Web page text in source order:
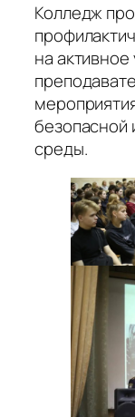
Колледж
на активное
безопасной
среды.